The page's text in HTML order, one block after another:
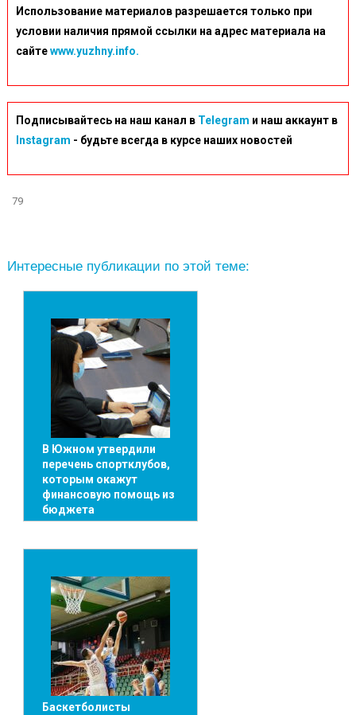
Использование материалов разрешается только при
условии наличия прямой ссылки на адрес материала на
сайтеwww.yuzhny.info.
Подписывайтесь на наш канал в Telegram и наш аккаунт в
Instagram - будьте всегда в курсе наших новостей
79
Интересные публикации по этой теме:
В Южном утвердили
перечень спортклубов,
которым окажут
финансовую помощь из
бюджета
Баскетболисты